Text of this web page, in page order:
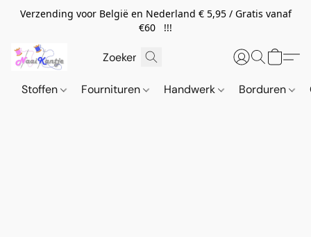
Verzending voor België en Nederland € 5,95 / Gratis vanaf
€60 !!!
Stoffen Fournituren Handwerk Borduren